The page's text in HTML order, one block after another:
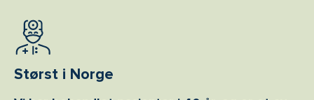
Størst i Norge